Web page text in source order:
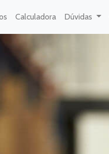
Calculadora Dúvidas